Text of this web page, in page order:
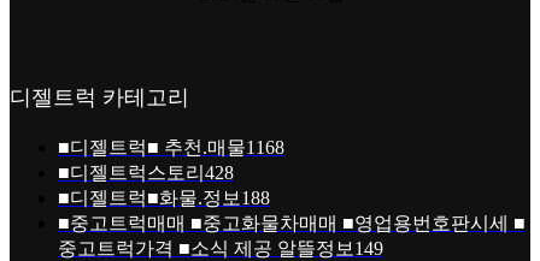
디젤트럭 카테고리
■디젤트럭■ 추천.매물1168
■디젤트럭스토리 428
■디젤트럭■화물.정보 188
■중고트럭매매 ■중고화물차매매 ■영업용번호판시세 ■
중고트럭가격 ■소식 제공 알뜰정보 149